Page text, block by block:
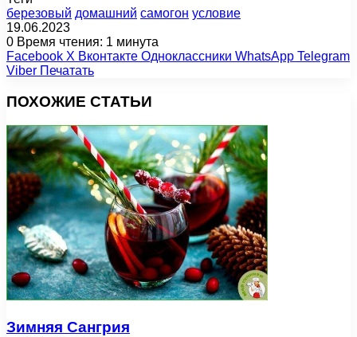
березовый домашний самогон условие
19.06.2023
0 Время чтения: 1 минута
Facebook X Вконтакте Одноклассники WhatsApp Telegram
Viber Печатать
ПОХОЖИЕ СТАТЬИ
Зимняя Сангрия